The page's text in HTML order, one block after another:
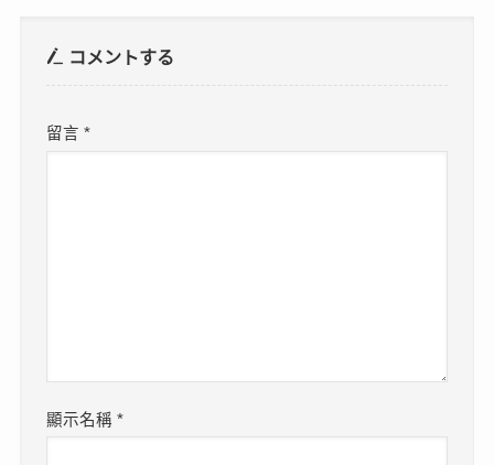
コメントする
留言*
顯示名稱*